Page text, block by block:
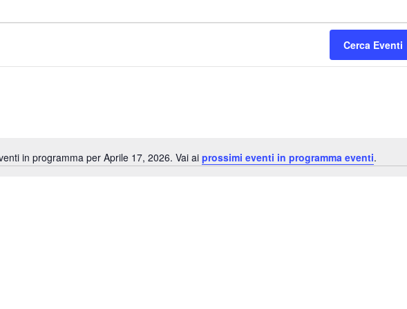
Notice
in programma per Aprile 17, 2026. Vai ai prossimi eventi in programma eventi.
Cerca Eventi